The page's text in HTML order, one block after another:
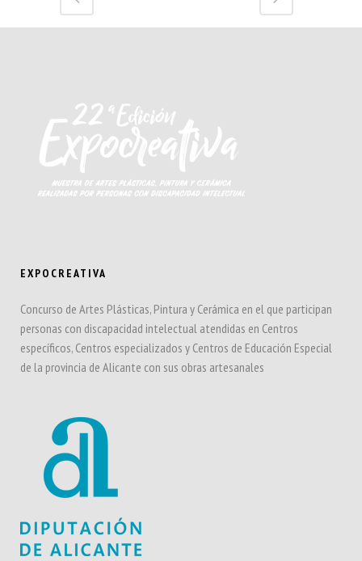
EXPOCREATIVA
Concurso de Artes Plásticas, Pintura y Cerámica en el que participan
personas con discapacidad intelectual atendidas en Centros
específicos, Centros especializados y Centros de Educación Especial
de la provincia de Alicante con sus obras artesanales